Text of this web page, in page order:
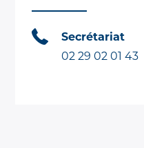
Secrétariat
02 29 02 01 43